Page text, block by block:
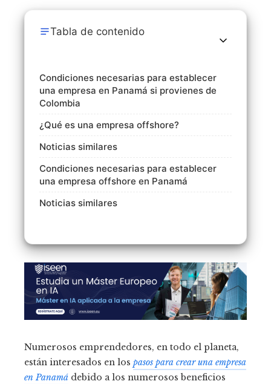
Tabla de contenido
Condiciones necesarias para establecer
una empresa en Panamá si provienes de
Colombia
¿Qué es una empresa offshore?
Noticias similares
Condiciones necesarias para establecer
una empresa offshore en Panamá
Noticias similares
Numerosos emprendedores, en todo el planeta,
están interesados en los pasos para crear una empresa
en Panamá debido a los numerosos beneficios